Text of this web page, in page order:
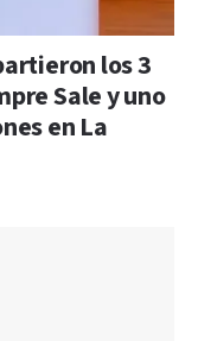
los 3
Sale y uno
en La